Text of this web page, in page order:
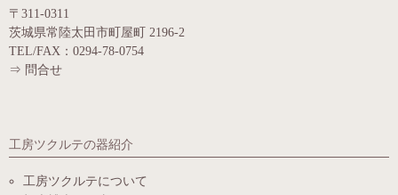
〒311-0311
茨城県常陸太田市町屋町 2196-2
TEL/FAX：0294-78-0754
⇒ 問合せ
工房ツクルテの器紹介
工房ツクルテについて